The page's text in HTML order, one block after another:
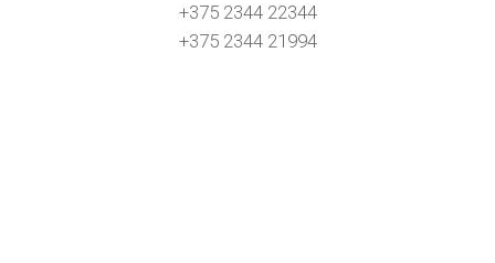
+375 2344 22344
+375 2344 21994